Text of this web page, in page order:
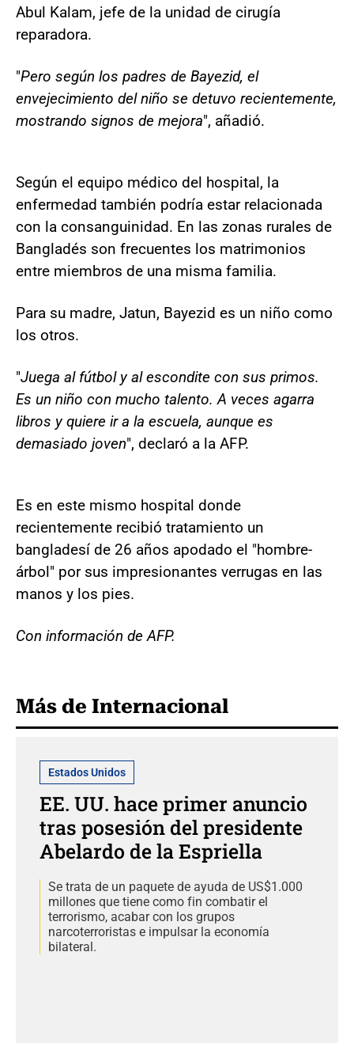
Abul Kalam, jefe de la unidad de cirugía
reparadora.
"Pero según los padres de Bayezid, el
envejecimiento del niño se detuvo recientemente,
mostrando signos de mejora", añadió.
Según el equipo médico del hospital, la
enfermedad también podría estar relacionada
con la consanguinidad. En las zonas rurales de
Bangladés son frecuentes los matrimonios
entre miembros de una misma familia.
Para su madre, Jatun, Bayezid es un niño como
los otros.
"Juega al fútbol y al escondite con sus primos.
Es un niño con mucho talento. A veces agarra
libros y quiere ir a la escuela, aunque es
demasiado joven", declaró a la AFP.
Es en este mismo hospital donde
recientemente recibió tratamiento un
bangladesí de 26 años apodado el "hombre-
árbol" por sus impresionantes verrugas en las
manos y los pies.
Con información de AFP.
Más de Internacional
Estados Unidos
EE. UU. hace primer anuncio
tras posesión del presidente
Abelardo de la Espriella
Se trata de un paquete de ayuda de US$1.000
millones que tiene como fin combatir el
terrorismo, acabar con los grupos
narcoterroristas e impulsar la economía
bilateral.